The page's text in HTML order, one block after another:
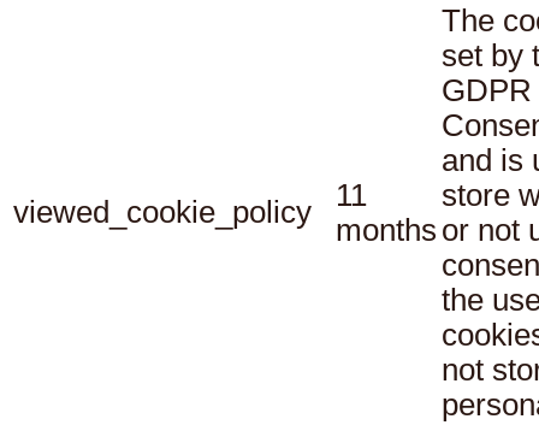
viewed_cookie_policy
11
months
The
set by
and is
store
or not
the
not